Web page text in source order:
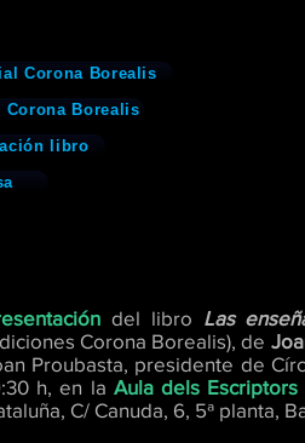
Corona Borealis
Borealis
libro
del libro Las
Corona Borealis), de
Proubasta, presidente de
h, en la Aula dels
C/ Canuda, 6, 5ª planta,